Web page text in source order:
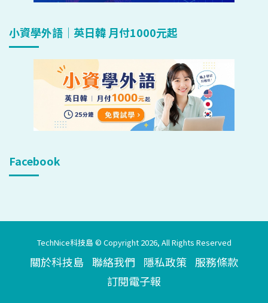
小資學外語｜英日韓 月付1000元起
Facebook
TechNice科技島 © Copyright 2026, All Rights Reserved
關於科技島 聯絡我們 隱私政策 服務條款
訂閱電子報